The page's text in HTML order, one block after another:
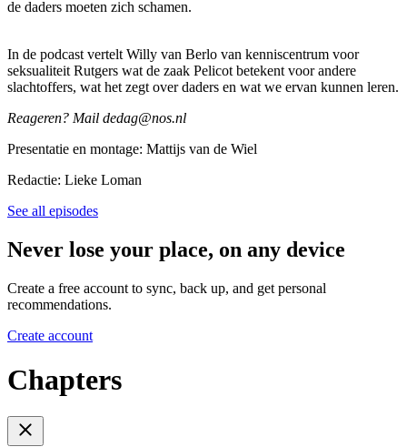
de daders moeten zich schamen.
In de podcast vertelt Willy van Berlo van kenniscentrum voor
seksualiteit Rutgers wat de zaak Pelicot betekent voor andere
slachtoffers, wat het zegt over daders en wat we ervan kunnen leren.
Reageren? Mail dedag@nos.nl
Presentatie en montage: Mattijs van de Wiel
Redactie: Lieke Loman
See all episodes
Never lose your place, on any device
Create a free account to sync, back up, and get personal
recommendations.
Create account
Chapters